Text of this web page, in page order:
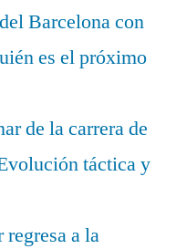
Barcelona con
es el próximo
de la carrera de
táctica y
a la